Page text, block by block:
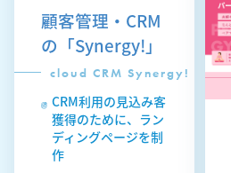
顧客管理・CRM
の「Synergy!」
cloud CRM Synergy!
CRM利用の見込み客
獲得のために、ラン
ディングページを制
作